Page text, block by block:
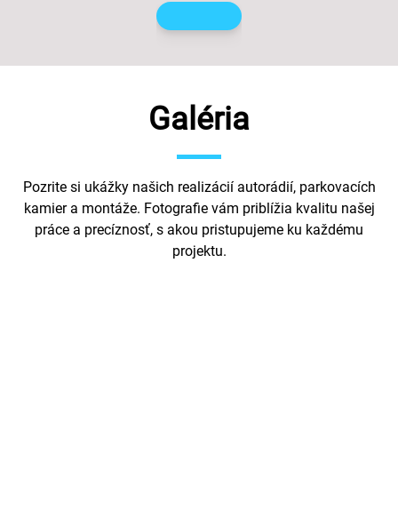
Galéria
Pozrite si ukážky našich realizácií autorádií, parkovacích
kamier a montáže. Fotografie vám priblížia kvalitu našej
práce a precíznosť, s akou pristupujeme ku každému
projektu.